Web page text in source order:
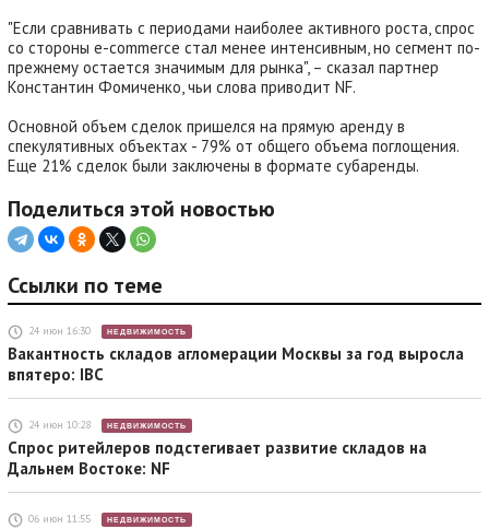
"Если сравнивать с периодами наиболее активного роста, спрос
со стороны e-commerce стал менее интенсивным, но сегмент по-
прежнему остается значимым для рынка", – сказал партнер
Константин Фомиченко, чьи слова приводит NF.
Основной объем сделок пришелся на прямую аренду в
спекулятивных объектах - 79% от общего объема поглощения.
Еще 21% сделок были заключены в формате субаренды.
Поделиться этой новостью
Ссылки по теме
24 июн 16:30 НЕДВИЖИМОСТЬ
Вакантность складов агломерации Москвы за год выросла
впятеро: IBC
24 июн 10:28 НЕДВИЖИМОСТЬ
Спрос ритейлеров подстегивает развитие складов на
Дальнем Востоке: NF
06 июн 11:55 НЕДВИЖИМОСТЬ